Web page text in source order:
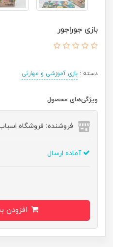
بازی جوراجور
دسته : بازی آموزشی و مهارتی
ویژگی‌های محصول
فروشنده: فروشگاه
آماده ارسال